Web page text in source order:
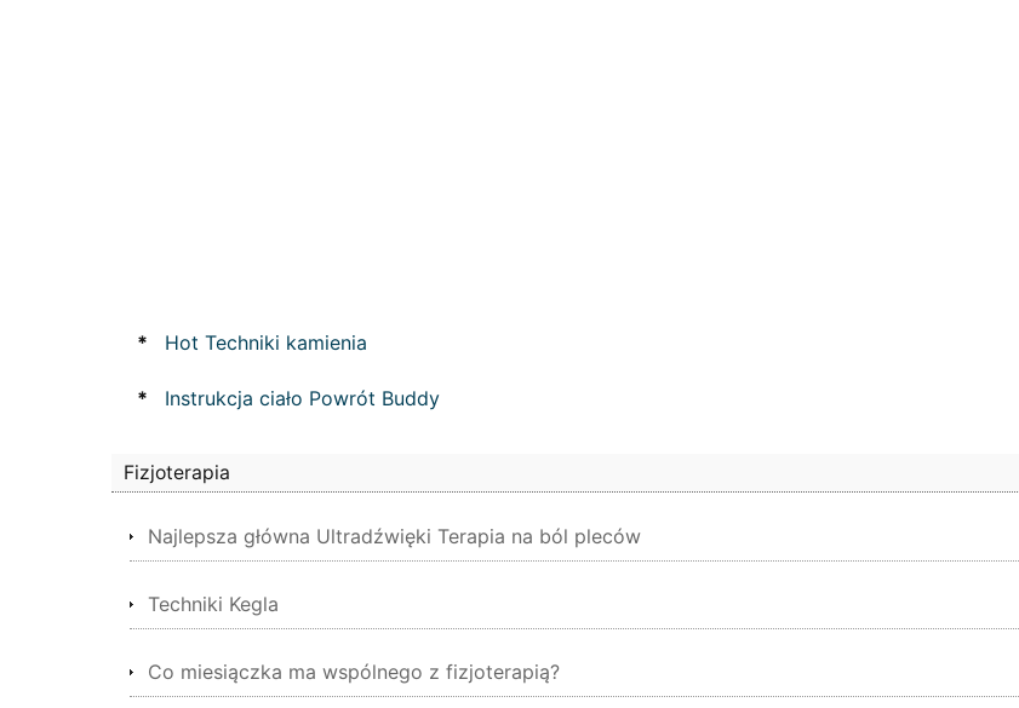
* Hot Techniki kamienia
* Instrukcja ciało Powrót Buddy
Fizjoterapia
Najlepsza główna Ultradźwięki Terapia na ból pleców
Techniki Kegla
Co miesiączka ma wspólnego z fizjoterapią?